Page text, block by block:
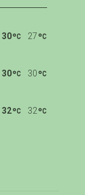
27
30
30
30
32
32